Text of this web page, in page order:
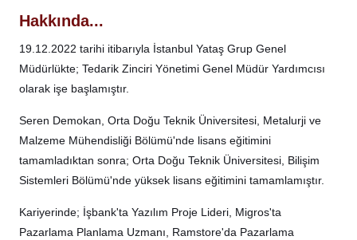
Hakkında...
19.12.2022 tarihi itibarıyla İstanbul Yataş Grup Genel
Müdürlükte; Tedarik Zinciri Yönetimi Genel Müdür Yardımcısı
olarak işe başlamıştır.
Seren Demokan, Orta Doğu Teknik Üniversitesi, Metalurji ve
Malzeme Mühendisliği Bölümü'nde lisans eğitimini
tamamladıktan sonra; Orta Doğu Teknik Üniversitesi, Bilişim
Sistemleri Bölümü'nde yüksek lisans eğitimini tamamlamıştır.
Kariyerinde; İşbank'ta Yazılım Proje Lideri, Migros'ta
Pazarlama Planlama Uzmanı, Ramstore'da Pazarlama